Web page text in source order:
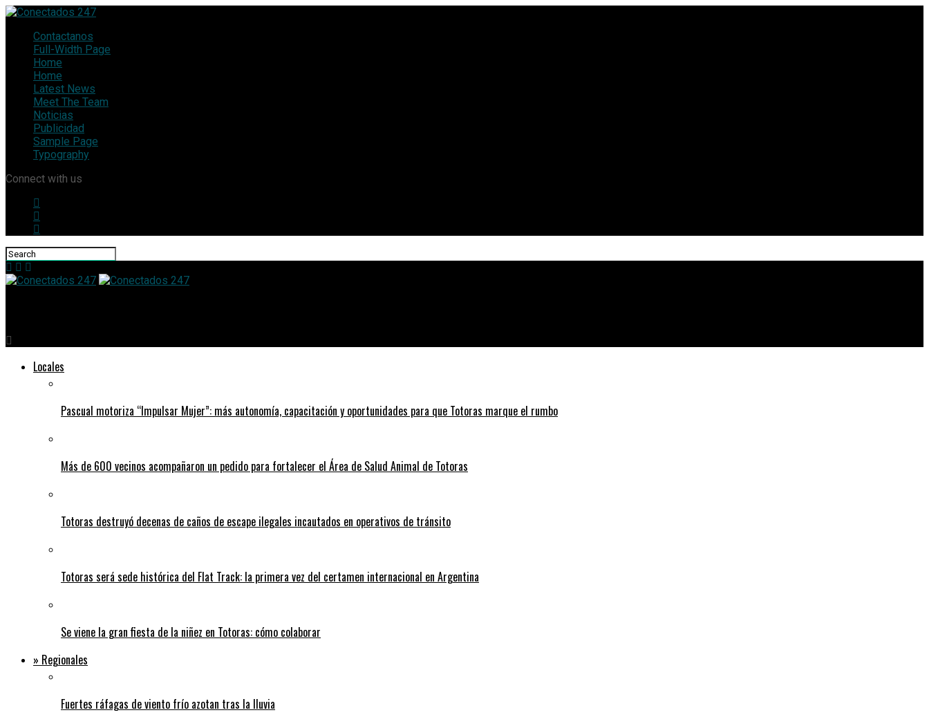
Contactanos
Full-Width Page
Home
Home
Latest News
Meet The Team
Noticias
Publicidad
Sample Page
Typography
Connect with us
Locales
Pascual motoriza “Impulsar Mujer”: más autonomía, capacitación y oportunidades para que Totoras marque el rumbo
Más de 600 vecinos acompañaron un pedido para fortalecer el Área de Salud Animal de Totoras
Totoras destruyó decenas de caños de escape ilegales incautados en operativos de tránsito
Totoras será sede histórica del Flat Track: la primera vez del certamen internacional en Argentina
Se viene la gran fiesta de la niñez en Totoras: cómo colaborar
» Regionales
Fuertes ráfagas de viento frío azotan tras la lluvia